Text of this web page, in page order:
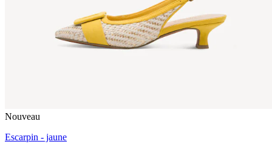
Nouveau
Escarpin - jaune